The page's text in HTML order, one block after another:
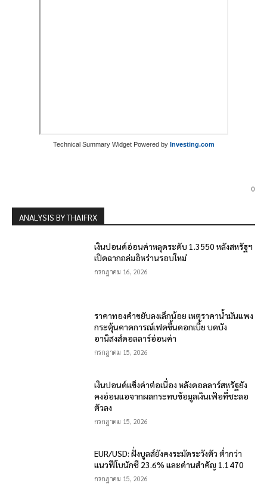
Technical Summary Widget Powered by Investing.com
0
ANALYSIS BY THAIFRX
เงินปอนด์อ่อนค่าหลุดระดับ 1.3550 หลังสหรัฐฯ
เปิดฉากถล่มอิหร่านรอบใหม่
กรกฎาคม 16, 2026
ราคาทองคำขยับลงเล็กน้อย เหตุราคาน้ำมันแพง
กระตุ้นคาดการณ์เฟดขึ้นดอกเบี้ย บดบัง
อานิสงส์ดอลลาร์อ่อนค่า
กรกฎาคม 15, 2026
เงินปอนด์แข็งค่าต่อเนื่อง หลังดอลลาร์สหรัฐยัง
คงอ่อนแอจากผลกระทบข้อมูลเงินเฟ้อที่ชะลอ
ตัวลง
กรกฎาคม 15, 2026
EUR/USD: ฝั่งบูลส์ยังคงระมัดระวังตัว ต่ำกว่า
แนวฟีโบนักชี 23.6% และด่านสำคัญ 1.1470
กรกฎาคม 15, 2026